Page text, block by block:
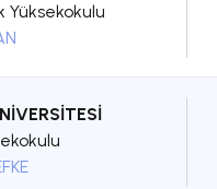
Yüksekokulu